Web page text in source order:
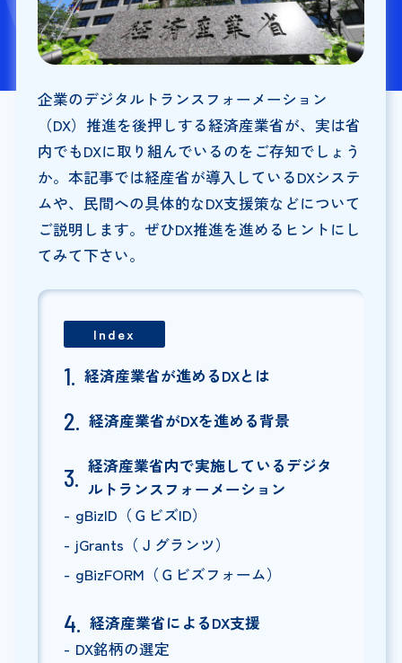
企業のデジタルトランスフォーメーション
（DX）推進を後押しする経済産業省が、実は省
内でもDXに取り組んでいるのをご存知でしょう
か。本記事では経産省が導入しているDXシステ
ムや、民間への具体的なDX支援策などについて
ご説明します。ぜひDX推進を進めるヒントにし
てみて下さい。
Index
経済産業省が進めるDXとは
経済産業省がDXを進める背景
経済産業省内で実施しているデジタ
ルトランスフォーメーション
gBizID（ＧビズID）
jGrants（Ｊグランツ）
gBizFORM（Ｇビズフォーム）
経済産業省によるDX支援
DX銘柄の選定